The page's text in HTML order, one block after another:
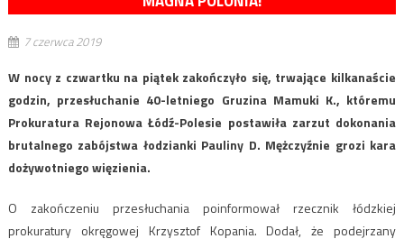
7 czerwca 2019
W nocy z czwartku na piątek zakończyło się, trwające kilkanaście
godzin, przesłuchanie 40-letniego Gruzina Mamuki K., któremu
Prokuratura Rejonowa Łódź-Polesie postawiła zarzut dokonania
brutalnego zabójstwa łodzianki Pauliny D. Mężczyźnie grozi kara
dożywotniego więzienia.
O zakończeniu przesłuchania poinformował rzecznik łódzkiej
prokuratury okręgowej Krzysztof Kopania. Dodał, że podejrzany